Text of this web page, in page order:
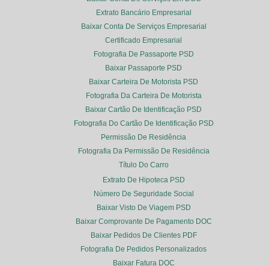
Extrato Bancário Empresarial
Baixar Conta De Serviços Empresarial
Certificado Empresarial
Fotografia De Passaporte PSD
Baixar Passaporte PSD
Baixar Carteira De Motorista PSD
Fotografia Da Carteira De Motorista
Baixar Cartão De Identificação PSD
Fotografia Do Cartão De Identificação PSD
Permissão De Residência
Fotografia Da Permissão De Residência
Título Do Carro
Extrato De Hipoteca PSD
Número De Seguridade Social
Baixar Visto De Viagem PSD
Baixar Comprovante De Pagamento DOC
Baixar Pedidos De Clientes PDF
Fotografia De Pedidos Personalizados
Baixar Fatura DOC